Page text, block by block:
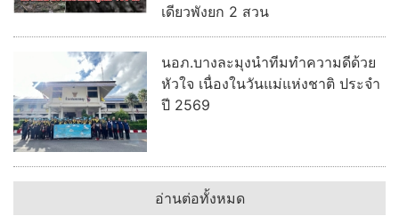
เดียวพังยก 2 สวน
นอภ.บางละมุงนำทีมทำความดีด้วย
หัวใจ เนื่องในวันแม่แห่งชาติ ประจำ
ปี 2569
อ่านต่อทั้งหมด